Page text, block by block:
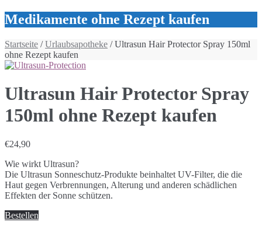
Medikamente ohne Rezept kaufen
Startseite /Urlaubsapotheke / Ultrasun Hair Protector Spray 150ml
ohne Rezept kaufen
Ultrasun Hair Protector Spray
150ml ohne Rezept kaufen
€24,90
Wie wirkt Ultrasun?
Die Ultrasun Sonneschutz-Produkte beinhaltet UV-Filter, die die
Haut gegen Verbrennungen, Alterung und anderen schädlichen
Effekten der Sonne schützen.
Bestellen